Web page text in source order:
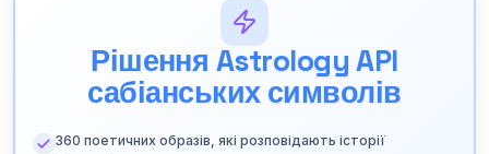
Рішення Astrology API
сабіанських символів
360 поетичних образів, які розповідають історії